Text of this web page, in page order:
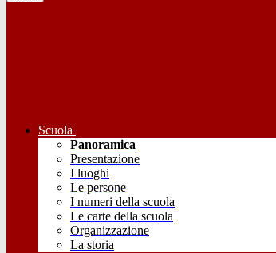
Scuola
Panoramica
Presentazione
I luoghi
Le persone
I numeri della scuola
Le carte della scuola
Organizzazione
La storia